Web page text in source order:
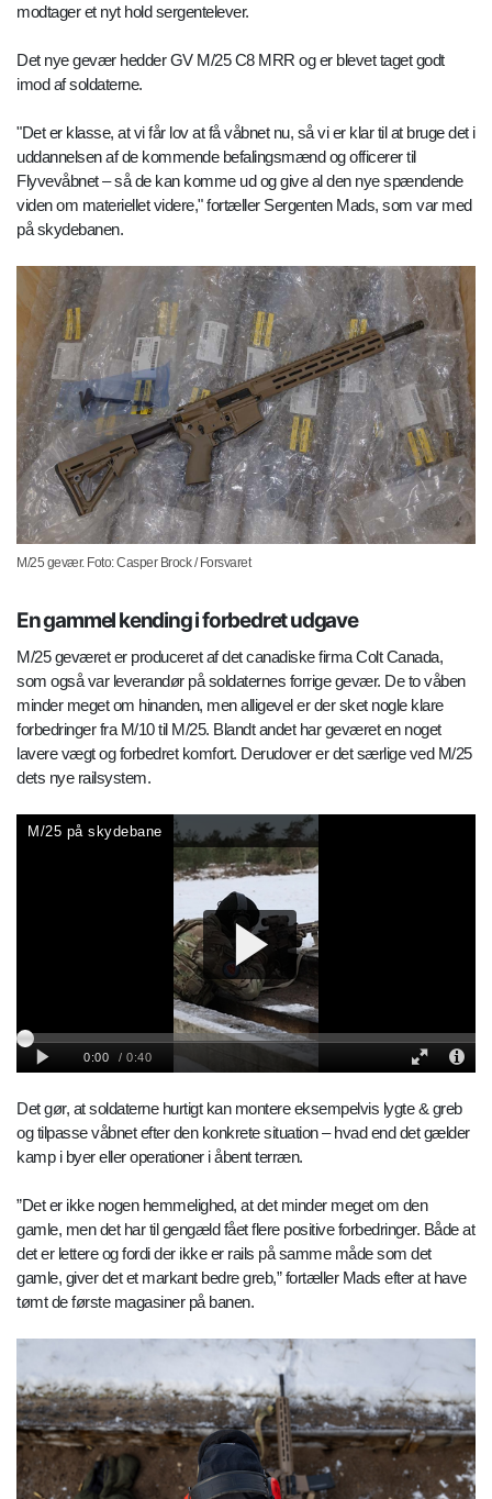
modtager et nyt hold sergentelever.
Det nye gevær hedder GV M/25 C8 MRR og er blevet taget godt
imod af soldaterne.
"Det er klasse, at vi får lov at få våbnet nu, så vi er klar til at bruge det i
uddannelsen af de kommende befalingsmænd og officerer til
Flyvevåbnet – så de kan komme ud og give al den nye spændende
viden om materiellet videre," fortæller Sergenten Mads, som var med
på skydebanen.
M/25 gevær. Foto: Casper Brock / Forsvaret
En gammel kending i forbedret udgave
M/25 geværet er produceret af det canadiske firma Colt Canada,
som også var leverandør på soldaternes forrige gevær. De to våben
minder meget om hinanden, men alligevel er der sket nogle klare
forbedringer fra M/10 til M/25. Blandt andet har geværet en noget
lavere vægt og forbedret komfort. Derudover er det særlige ved M/25
dets nye railsystem.
Det gør, at soldaterne hurtigt kan montere eksempelvis lygte & greb
og tilpasse våbnet efter den konkrete situation – hvad end det gælder
kamp i byer eller operationer i åbent terræn.
”Det er ikke nogen hemmelighed, at det minder meget om den
gamle, men det har til gengæld fået flere positive forbedringer. Både at
det er lettere og fordi der ikke er rails på samme måde som det
gamle, giver det et markant bedre greb,” fortæller Mads efter at have
tømt de første magasiner på banen.